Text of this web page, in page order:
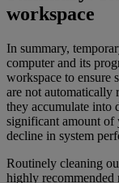
workspace
In summary,
computer and its
workspace to ensure
are not automatically
they accumulate into
significant amount of
decline in system
Routinely cleaning
highly recommended